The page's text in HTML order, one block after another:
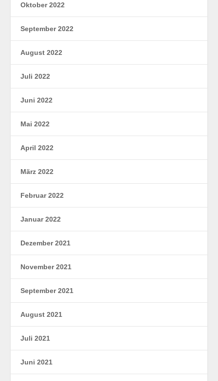
Oktober 2022
September 2022
August 2022
Juli 2022
Juni 2022
Mai 2022
April 2022
März 2022
Februar 2022
Januar 2022
Dezember 2021
November 2021
September 2021
August 2021
Juli 2021
Juni 2021